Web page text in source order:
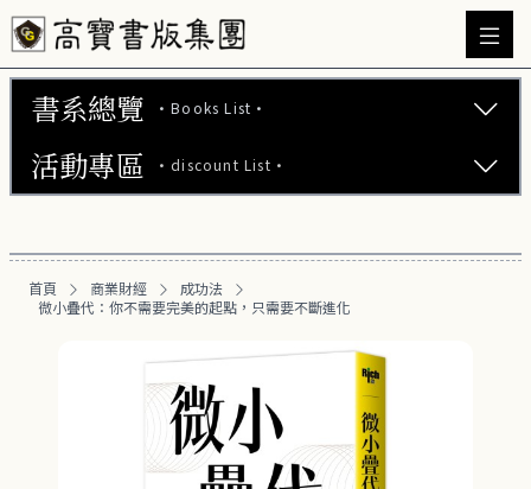
書系總覽 ·Books List·
文學小說 (737)
商業財經 (101)
成功法 (27)
投資理財 (27)
職場工作術 (19)
活動專區 ·discount List·
【2本7折】高寶小說系列全圖鑑書展
【2套7折】高寶小說系列全圖鑑書展
【66折】高寶小說系列全圖鑑書展
首頁 商業財經
成功法
微小疊代：你不需要完美的起點，只需要不斷進化